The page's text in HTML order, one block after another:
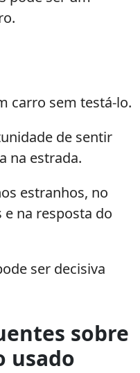
carro sem testá-lo.
de sentir
na estrada.
estranhos, no
na resposta do
ser decisiva
sobre
usado